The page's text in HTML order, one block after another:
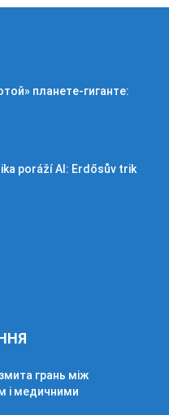
планете-гиганте:
poráží AI: Erdősův trik
грань між
і медичними